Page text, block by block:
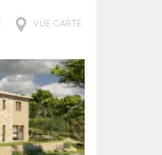
VUE CARTE